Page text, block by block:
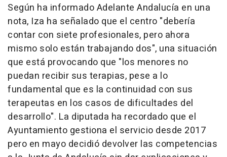
Según ha informado Adelante Andalucía en una
nota, Iza ha señalado que el centro "debería
contar con siete profesionales, pero ahora
mismo solo están trabajando dos", una situación
que está provocando que "los menores no
puedan recibir sus terapias, pese a lo
fundamental que es la continuidad con sus
terapeutas en los casos de dificultades del
desarrollo". La diputada ha recordado que el
Ayuntamiento gestiona el servicio desde 2017
pero en mayo decidió devolver las competencias